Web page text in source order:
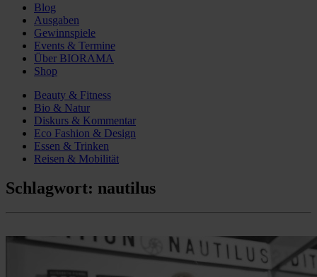
Blog
Ausgaben
Gewinnspiele
Events & Termine
Über BIORAMA
Shop
Beauty & Fitness
Bio & Natur
Diskurs & Kommentar
Eco Fashion & Design
Essen & Trinken
Reisen & Mobilität
Schlagwort: nautilus